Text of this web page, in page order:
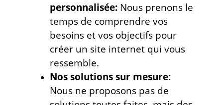
personnalisée: Nous prenons le
temps de comprendre vos
besoins et vos objectifs pour
créer un site internet qui vous
ressemble.
Nos solutions sur mesure:
Nous ne proposons pas de